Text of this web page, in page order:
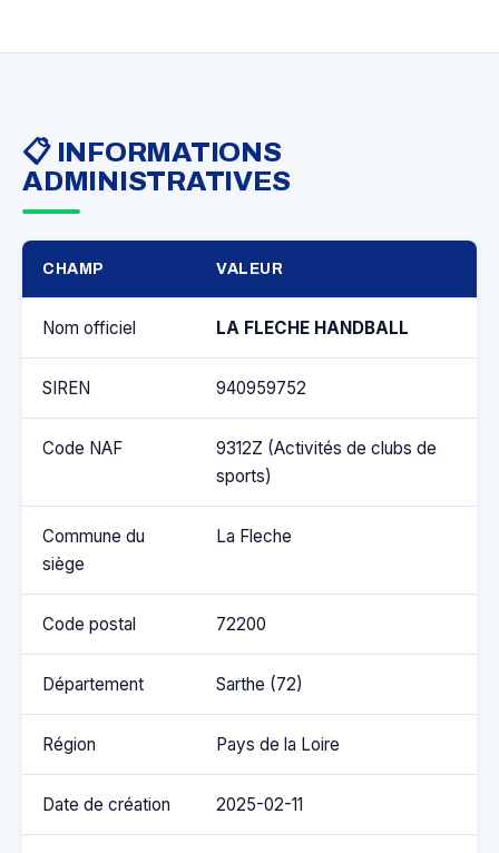
📋 INFORMATIONS
ADMINISTRATIVES
CHAMP VALEUR
Nom officiel LA FLECHE HANDBALL
SIREN 940959752
Code NAF
9312Z (Activités de clubs de
sports)
Commune du
siège
La Fleche
Code postal 72200
Département Sarthe (72)
Région Pays de la Loire
Date de création 2025-02-11